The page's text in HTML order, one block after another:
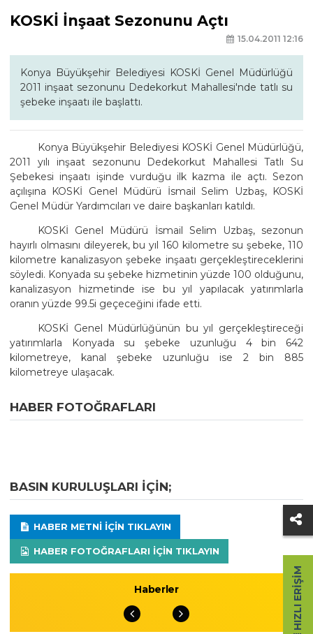
KOSKİ İnşaat Sezonunu Açtı
15.04.2011 12:16
Konya Büyükşehir Belediyesi KOSKİ Genel Müdürlüğü
2011 inşaat sezonunu Dedekorkut Mahallesi'nde tatlı su
şebeke inşaatı ile başlattı.
Konya Büyükşehir Belediyesi KOSKİ Genel Müdürlüğü,
2011 yılı inşaat sezonunu Dedekorkut Mahallesi Tatlı Su
Şebekesi inşaatı işinde vurduğu ilk kazma ile açtı. Sezon
açılışına KOSKİ Genel Müdürü İsmail Selim Uzbaş, KOSKİ
Genel Müdür Yardımcıları ve daire başkanları katıldı.
KOSKİ Genel Müdürü İsmail Selim Uzbaş, sezonun
hayırlı olmasını dileyerek, bu yıl 160 kilometre su şebeke, 110
kilometre kanalizasyon şebeke inşaatı gerçekleştireceklerini
söyledi. Konyada su şebeke hizmetinin yüzde 100 olduğunu,
kanalizasyon hizmetinde ise bu yıl yapılacak yatırımlarla
oranın yüzde 99.5i geçeceğini ifade etti.
KOSKİ Genel Müdürlüğünün bu yıl gerçekleştireceği
yatırımlarla Konyada su şebeke uzunluğu 4 bin 642
kilometreye, kanal şebeke uzunluğu ise 2 bin 885
kilometreye ulaşacak.
HABER FOTOĞRAFLARI
BASIN KURULUŞLARI IÇIN;
HABER METNI IÇIN TIKLAYIN
HABER FOTOĞRAFLARI IÇIN TIKLAYIN
Haberler HIZLI ERIŞIM